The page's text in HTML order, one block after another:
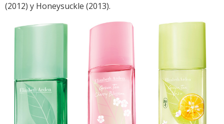
(2012) y Honeysuckle (2013).